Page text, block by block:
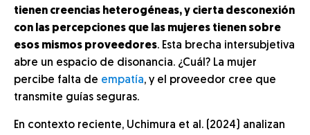
tienen creencias heterogéneas, y cierta desconexión
con las percepciones que las mujeres tienen sobre
esos mismos proveedores. Esta brecha intersubjetiva
abre un espacio de disonancia. ¿Cuál? La mujer
percibe falta de empatía, y el proveedor cree que
transmite guías seguras.
En contexto reciente, Uchimura et al. (2024) analizan